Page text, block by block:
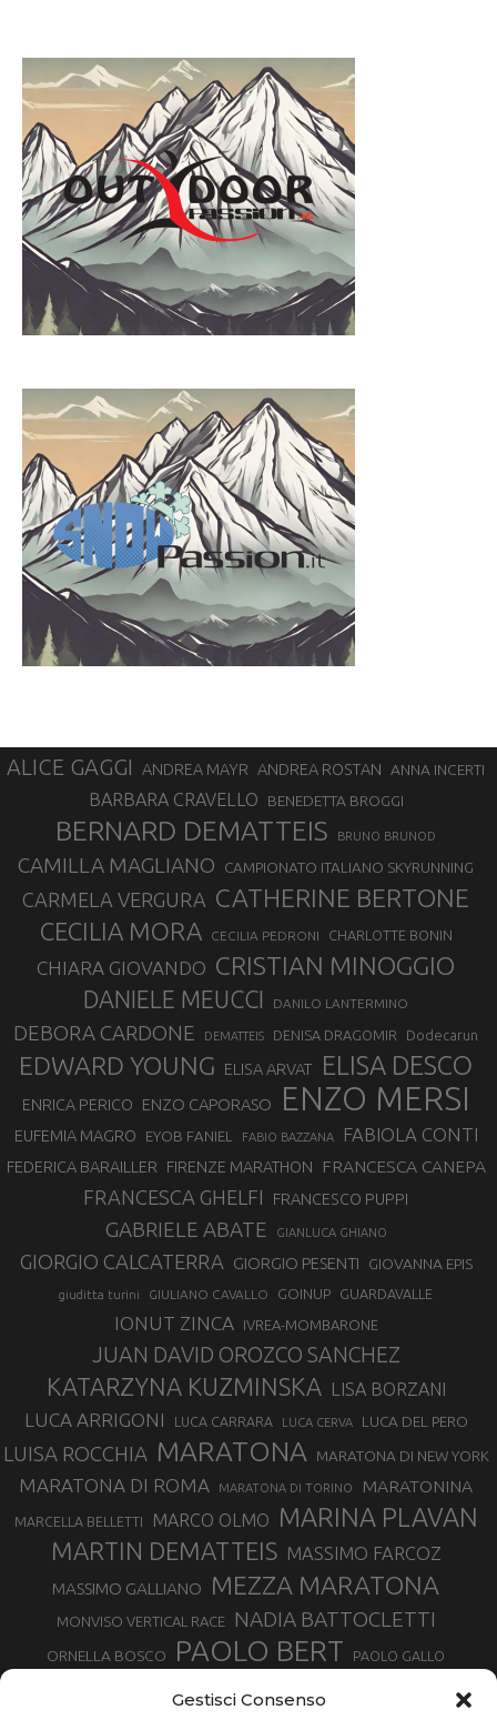
Gestisci Consenso
ALICE GAGGI ANDREA MAYR ANDREA ROSTAN ANNA INCERTI
BARBARA CRAVELLO BENEDETTA BROGGI
BERNARD DEMATTEIS BRUNO BRUNOD
CAMILLA MAGLIANO CAMPIONATO ITALIANO SKYRUNNING
CARMELA VERGURA CATHERINE BERTONE
CECILIA MORA CECILIA PEDRONI CHARLOTTE BONIN
CHIARA GIOVANDO CRISTIAN MINOGGIO
DANIELE MEUCCI DANILO LANTERMINO
DEBORA CARDONE DEMATTEIS DENISA DRAGOMIR Dodecarun
EDWARD YOUNG ELISA ARVAT ELISA DESCO
ENRICA PERICO ENZO CAPORASO ENZO MERSI
EUFEMIA MAGRO EYOB FANIEL FABIO BAZZANA FABIOLA CONTI
FEDERICA BARAILLER FIRENZE MARATHON FRANCESCA CANEPA
FRANCESCA GHELFI FRANCESCO PUPPI
GABRIELE ABATE GIANLUCA GHIANO
GIORGIO CALCATERRA GIORGIO PESENTI GIOVANNA EPIS
giuditta turini GIULIANO CAVALLO GOINUP GUARDAVALLE
IONUT ZINCA IVREA-MOMBARONE
JUAN DAVID OROZCO SANCHEZ
KATARZYNA KUZMINSKA LISA BORZANI
LUCA ARRIGONI LUCA CARRARA LUCA CERVA LUCA DEL PERO
LUISA ROCCHIA MARATONA MARATONA DI NEW YORK
MARATONA DI ROMA MARATONA DI TORINO MARATONINA
MARCELLA BELLETTI MARCO OLMO MARINA PLAVAN
MARTIN DEMATTEIS MASSIMO FARCOZ
MASSIMO GALLIANO MEZZA MARATONA
MONVISO VERTICAL RACE NADIA BATTOCLETTI
ORNELLA BOSCO PAOLO BERT PAOLO GALLO